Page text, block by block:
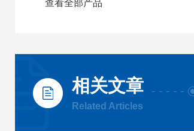
查看全部产品
相关文章
Related Articles